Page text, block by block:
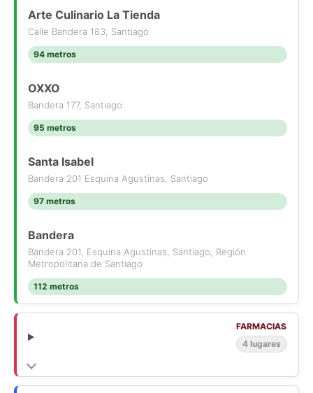
Arte Culinario La Tienda
Calle Bandera 183, Santiago
94 metros
OXXO
Bandera 177, Santiago
95 metros
Santa Isabel
Bandera 201 Esquina Agustinas, Santiago
97 metros
Bandera
Bandera 201, Esquina Agustinas, Santiago, Región
Metropolitana de Santiago
112 metros
FARMACIAS
4 lugares